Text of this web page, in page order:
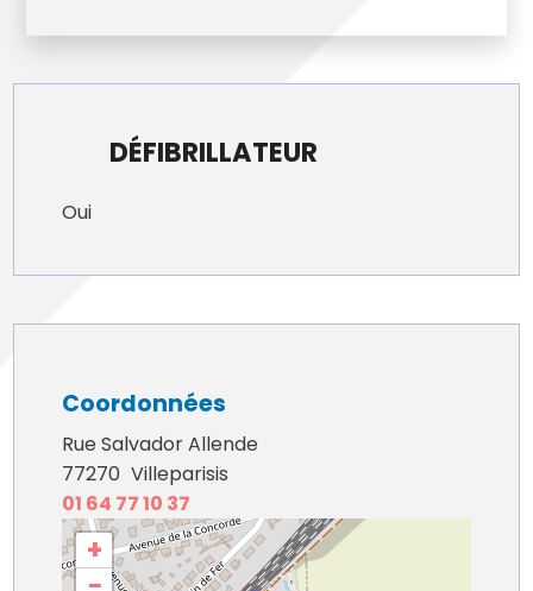
DÉFIBRILLATEUR
Oui
Coordonnées
Rue Salvador Allende
77270 Villeparisis
01 64 77 10 37
+